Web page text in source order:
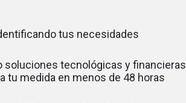
tus necesidades
soluciones tecnológicas y financieras
tu medida en menos de 48 horas